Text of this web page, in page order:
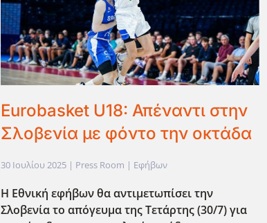
Eurobasket U18: Απέναντι στην
Σλοβενία με φόντο την οκτάδα
30 Ιουλίου 2025 | Press Room | Εφήβων
Η Εθνική εφήβων θα αντιμετωπίσει την
Σλοβενία το απόγευμα της Τετάρτης (30/7) για